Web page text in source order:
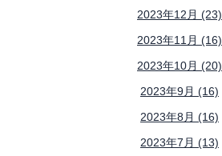
2023年12月 (23)
2023年11月 (16)
2023年10月 (20)
2023年9月 (16)
2023年8月 (16)
2023年7月 (13)